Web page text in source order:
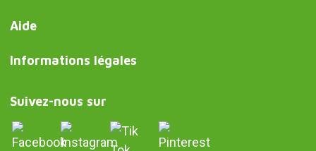
Aide
Informations légales
Suivez-nous sur